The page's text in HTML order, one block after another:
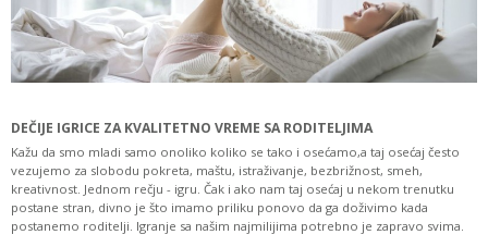
DEČIJE IGRICE ZA KVALITETNO VREME SA RODITELJIMA
Kažu da smo mladi samo onoliko koliko se tako i osećamo,a taj osećaj često
vezujemo za slobodu pokreta, maštu, istraživanje, bezbrižnost, smeh,
kreativnost. Jednom rečju - igru. Čak i ako nam taj osećaj u nekom trenutku
postane stran, divno je što imamo priliku ponovo da ga doživimo kada
postanemo roditelji. Igranje sa našim najmilijima potrebno je zapravo svima.